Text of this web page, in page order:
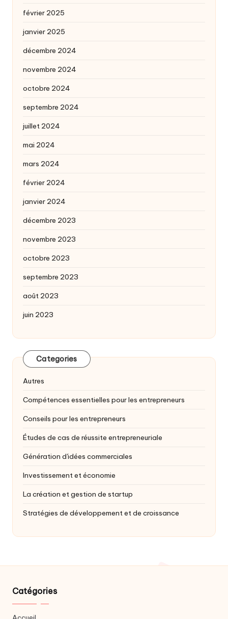
février 2025
janvier 2025
décembre 2024
novembre 2024
octobre 2024
septembre 2024
juillet 2024
mai 2024
mars 2024
février 2024
janvier 2024
décembre 2023
novembre 2023
octobre 2023
septembre 2023
août 2023
juin 2023
Categories
Autres
Compétences essentielles pour les entrepreneurs
Conseils pour les entrepreneurs
Études de cas de réussite entrepreneuriale
Génération d'idées commerciales
Investissement et économie
La création et gestion de startup
Stratégies de développement et de croissance
Catégories